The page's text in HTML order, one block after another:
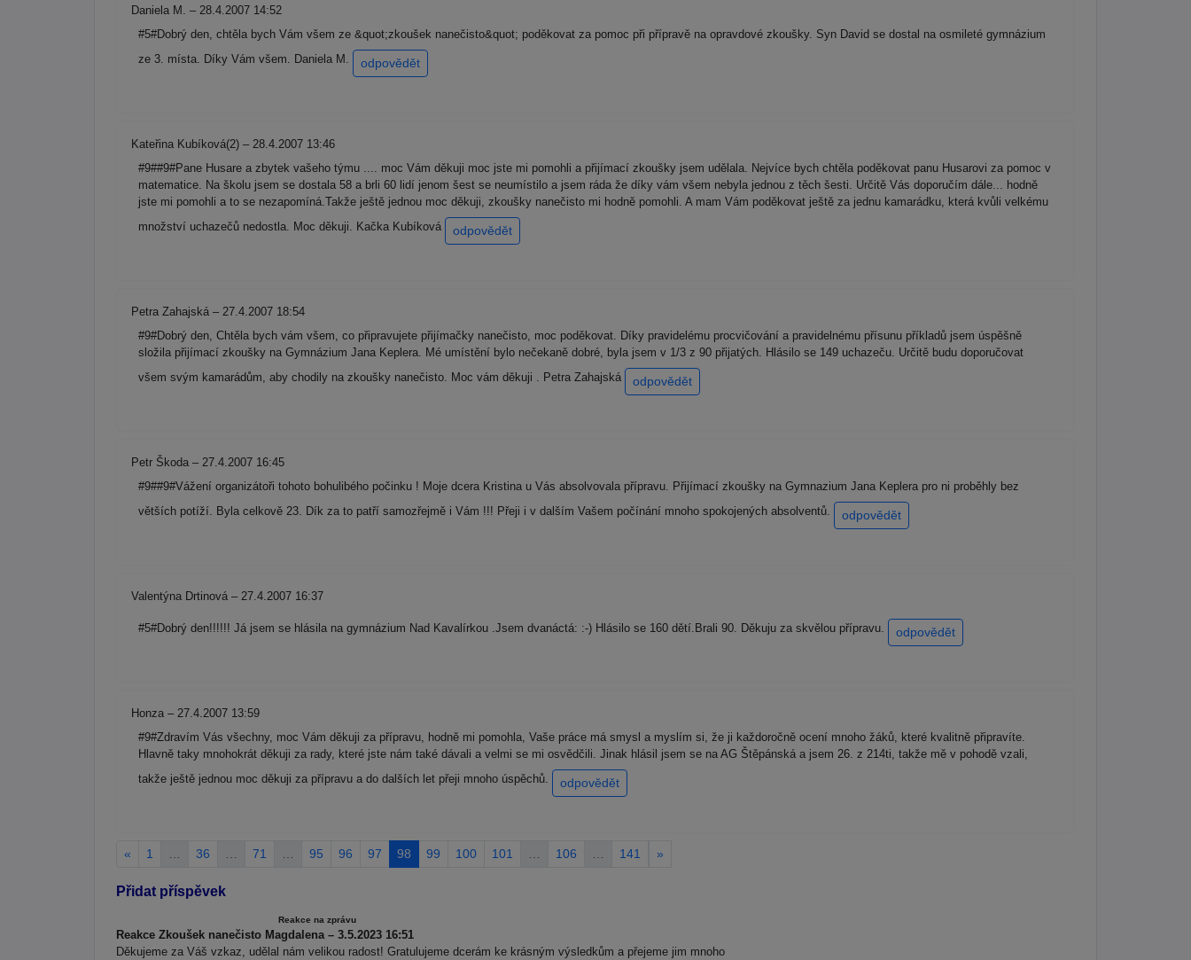
Daniela M. – 28.4.2007 14:52
#5#Dobrý den, chtěla bych Vám všem ze &quot;zkoušek nanečisto&quot; poděkovat za pomoc při přípravě na opravdové zkoušky. Syn David se dostal na osmileté gymnázium
ze 3. místa. Díky Vám všem. Daniela M.
odpovědět
Kateřina Kubíková(2) – 28.4.2007 13:46
#9##9#Pane Husare a zbytek vašeho týmu .... moc Vám děkuji moc jste mi pomohli a přijímací zkoušky jsem udělala. Nejvíce bych chtěla poděkovat panu Husarovi za pomoc v
matematice. Na školu jsem se dostala 58 a brli 60 lidí jenom šest se neumístilo a jsem ráda že díky vám všem nebyla jednou z těch šesti. Určitě Vás doporučím dále... hodně
jste mi pomohli a to se nezapomíná.Takže ještě jednou moc děkuji, zkoušky nanečisto mi hodně pomohli. A mam Vám poděkovat ještě za jednu kamarádku, která kvůli velkému
množství uchazečů nedostla. Moc děkuji. Kačka Kubíková
odpovědět
Petra Zahajská – 27.4.2007 18:54
#9#Dobrý den, Chtěla bych vám všem, co připravujete přijímačky nanečisto, moc poděkovat. Díky pravidelému procvičování a pravidelnému přísunu příkladů jsem úspěšně
složila přijímací zkoušky na Gymnázium Jana Keplera. Mé umístění bylo nečekaně dobré, byla jsem v 1/3 z 90 přijatých. Hlásilo se 149 uchazeču. Určitě budu doporučovat
všem svým kamarádům, aby chodily na zkoušky nanečisto. Moc vám děkuji . Petra Zahajská
odpovědět
Petr Škoda – 27.4.2007 16:45
#9##9#Vážení organizátoři tohoto bohulibého počinku ! Moje dcera Kristina u Vás absolvovala přípravu. Přijímací zkoušky na Gymnazium Jana Keplera pro ni proběhly bez
větších potíží. Byla celkově 23. Dík za to patří samozřejmě i Vám !!! Přeji i v dalším Vašem počínání mnoho spokojených absolventů.
odpovědět
Valentýna Drtinová – 27.4.2007 16:37
#5#Dobrý den!!!!!! Já jsem se hlásila na gymnázium Nad Kavalírkou .Jsem dvanáctá: :-) Hlásilo se 160 dětí.Brali 90. Děkuju za skvělou přípravu. odpovědět
Honza – 27.4.2007 13:59
#9#Zdravím Vás všechny, moc Vám děkuji za přípravu, hodně mi pomohla, Vaše práce má smysl a myslím si, že ji každoročně ocení mnoho žáků, které kvalitně připravíte.
Hlavně taky mnohokrát děkuji za rady, které jste nám také dávali a velmi se mi osvědčili. Jinak hlásil jsem se na AG Štěpánská a jsem 26. z 214ti, takže mě v pohodě vzali,
takže ještě jednou moc děkuji za přípravu a do dalších let přeji mnoho úspěchů.
odpovědět
« 1 36 71 95 96 97 98 99 100 101 106 141 »
Přidat příspěvek
Reakce na zprávu
Reakce Zkoušek nanečisto Magdalena – 3.5.2023 16:51
Děkujeme za Váš vzkaz, udělal nám velikou radost! Gratulujeme dcerám ke krásným výsledkům a přejeme jim mnoho